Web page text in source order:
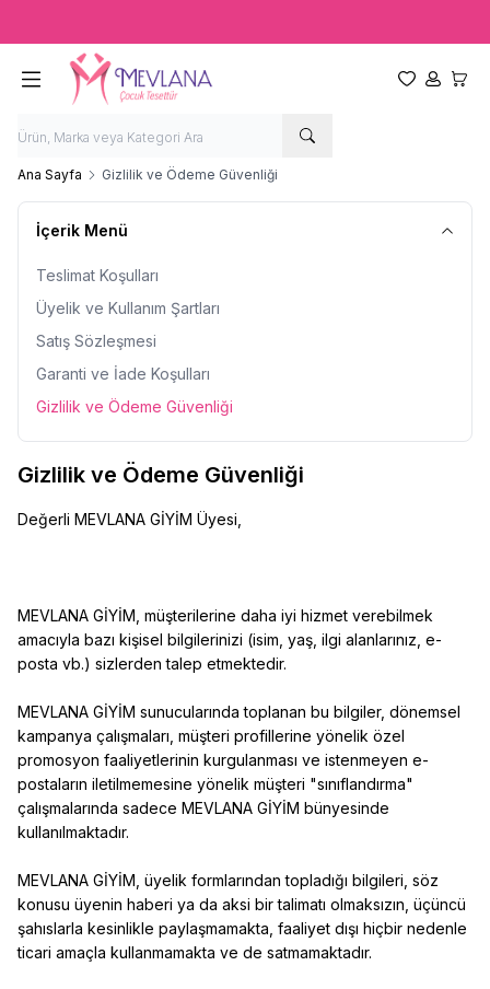
Favorilerim
Hesabım
Ana Sayfa Gizlilik ve Ödeme Güvenliği
İçerik Menü
Teslimat Koşulları
Üyelik ve Kullanım Şartları
Satış Sözleşmesi
Garanti ve İade Koşulları
Gizlilik ve Ödeme Güvenliği
Gizlilik ve Ödeme Güvenliği
Değerli MEVLANA GİYİM Üyesi,
MEVLANA GİYİM, müşterilerine daha iyi hizmet verebilmek
amacıyla bazı kişisel bilgilerinizi (isim, yaş, ilgi alanlarınız, e-
posta vb.) sizlerden talep etmektedir.
MEVLANA GİYİM sunucularında toplanan bu bilgiler, dönemsel
kampanya çalışmaları, müşteri profillerine yönelik özel
promosyon faaliyetlerinin kurgulanması ve istenmeyen e-
postaların iletilmemesine yönelik müşteri "sınıflandırma"
çalışmalarında sadece MEVLANA GİYİM bünyesinde
kullanılmaktadır.
MEVLANA GİYİM, üyelik formlarından topladığı bilgileri, söz
konusu üyenin haberi ya da aksi bir talimatı olmaksızın, üçüncü
şahıslarla kesinlikle paylaşmamakta, faaliyet dışı hiçbir nedenle
ticari amaçla kullanmamakta ve de satmamaktadır.